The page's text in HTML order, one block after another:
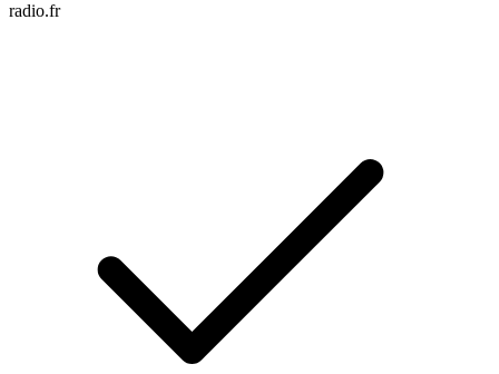
radio.fr